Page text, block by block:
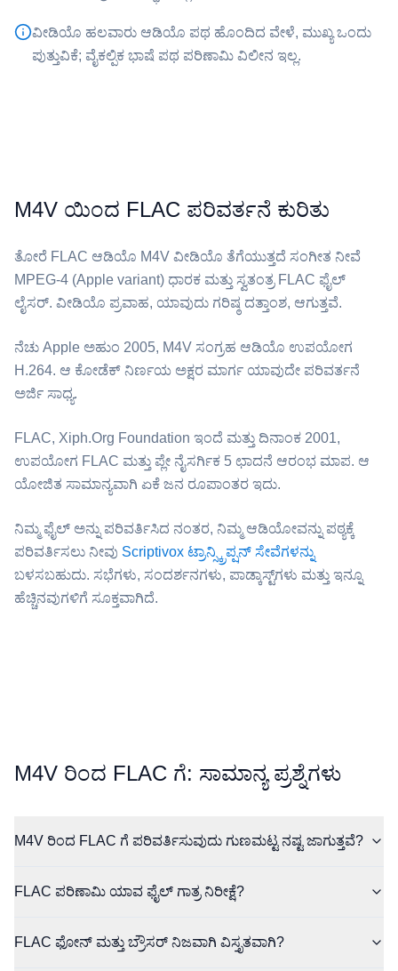
ವೀಡಿಯೊ ಹಲವಾರು ಆಡಿಯೊ ಪಥ ಹೊಂದಿದ ವೇಳೆ, ಮುಖ್ಯ ಒಂದು
ಪುತ್ತುವಿಕೆ; ವೈಕಲ್ಪಿಕ ಭಾಷೆ ಪಥ ಪರಿಣಾಮಿ ವಿಲೀನ ಇಲ್ಲ.
M4V ಯಿಂದ FLAC ಪರಿವರ್ತನೆ ಕುರಿತು
ತೋರೆ ⁦FLAC⁩ ಆಡಿಯೊ ⁦M4V⁩ ವೀಡಿಯೊ ತೆಗೆಯುತ್ತದೆ ಸಂಗೀತ ನೀವೆ
MPEG-4 (Apple variant) ಧಾರಕ ಮತ್ತು ಸ್ವತಂತ್ರ FLAC ಫೈಲ್
ಲೈಸರ್. ವೀಡಿಯೊ ಪ್ರವಾಹ, ಯಾವುದು ಗರಿಷ್ಠ ದತ್ತಾಂಶ, ಆಗುತ್ತವೆ.
ನೆಚು Apple ಅಹುಂ 2005, ⁦M4V⁩ ಸಂಗ್ರಹ ಆಡಿಯೊ ಉಪಯೋಗ
H.264. ಆ ಕೋಡೆಕ್ ನಿರ್ಣಯ ಅಕ್ಷರ ಮಾರ್ಗ ಯಾವುದೇ ಪರಿವರ್ತನೆ
ಅರ್ಜಿ ಸಾಧ್ಯ.
⁦FLAC⁩, Xiph.Org Foundation ಇಂದೆ ಮತ್ತು ದಿನಾಂಕ 2001,
ಉಪಯೋಗ FLAC ಮತ್ತು ಪ್ಲೇ ನೈಸರ್ಗಿಕ 5 ಛಾದನೆ ಆರಂಭ ಮಾಪ. ಆ
ಯೋಜಿತ ಸಾಮಾನ್ಯವಾಗಿ ಏಕೆ ಜನ ರೂಪಾಂತರ ಇದು.
ನಿಮ್ಮ ಫೈಲ್ ಅನ್ನು ಪರಿವರ್ತಿಸಿದ ನಂತರ, ನಿಮ್ಮ ಆಡಿಯೋವನ್ನು ಪಠ್ಯಕ್ಕೆ
ಪರಿವರ್ತಿಸಲು ನೀವು Scriptivox ಟ್ರಾನ್ಸ್ಕ್ರಿಪ್ಷನ್ ಸೇವೆಗಳನ್ನು
ಬಳಸಬಹುದು. ಸಭೆಗಳು, ಸಂದರ್ಶನಗಳು, ಪಾಡ್ಕಾಸ್ಟ್‌ಗಳು ಮತ್ತು ಇನ್ನೂ
ಹೆಚ್ಚಿನವುಗಳಿಗೆ ಸೂಕ್ತವಾಗಿದೆ.
⁦M4V⁩ ರಿಂದ ⁦FLAC⁩ ಗೆ: ಸಾಮಾನ್ಯ ಪ್ರಶ್ನೆಗಳು
M4V ರಿಂದ FLAC ಗೆ ಪರಿವರ್ತಿಸುವುದು ಗುಣಮಟ್ಟ ನಷ್ಟ ಜಾಗುತ್ತವೆ?
FLAC ಪರಿಣಾಮಿ ಯಾವ ಫೈಲ್ ಗಾತ್ರ ನಿರೀಕ್ಷೆ?
FLAC ಫೋನ್ ಮತ್ತು ಬ್ರೌಸರ್ ನಿಜವಾಗಿ ವಿಸ್ತೃತವಾಗಿ?